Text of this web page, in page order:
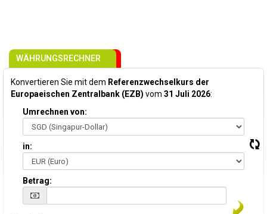
WÄHRUNGSRECHNER
Konvertieren Sie mit dem Referenzwechselkurs der
Europaeischen Zentralbank (EZB) vom 31 Juli 2026:
Umrechnen von:
in:
Betrag: